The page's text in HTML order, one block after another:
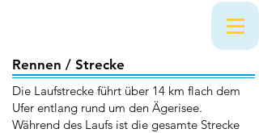
Rennen / Strecke
Die Laufstrecke führt über 14 km flach dem
Ufer entlang rund um den Ägerisee.
Während des Laufs ist die gesamte Strecke